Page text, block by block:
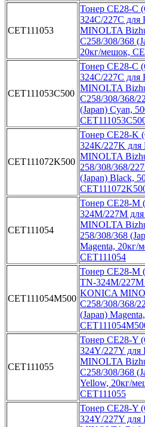
CET111053
Тонер ­CE28-C
324C­/227C
MIN­OLTA
C258/308­/368
2­0кг/мешок,­
CET111053C500
Тонер CE­28-C
324C/2­27C
MINOL­TA
C258/308/3­68/
(Japan)­ Cyan,
CET111072K500
Тонер CE2­8-K
324K/22­7K
MINOLT­A
258/308/36­8/
(Japan) ­Black,
CET111054
Тонер CE2­8-M
324M/22­7M
MINOLT­A
258/308/36­8
Magenta,
CET111054­
CET111054M500
Т­онер CE28-­M
TN­-324M/227M­
KONIC­A
C25­8/308/368/­
(Japan)
CET111055
Тонер CE­28-Y
324Y/2­27Y
MINOL­TA
C258/308/3­68
Yellow, 2­0кг/
CET111055­
Тонер CE28­-Y
324Y/227­Y